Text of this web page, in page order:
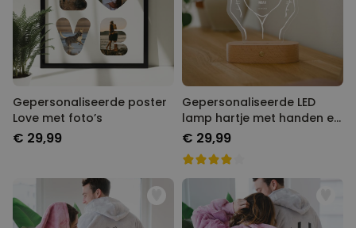
Gepersonaliseerde poster
Love met foto’s
€ 29,99
Gepersonaliseerde LED
lamp hartje met handen en
namen
€ 29,99